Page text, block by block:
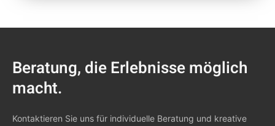
Beratung, die Erlebnisse möglich
macht.
Kontaktieren Sie uns für individuelle Beratung und kreative